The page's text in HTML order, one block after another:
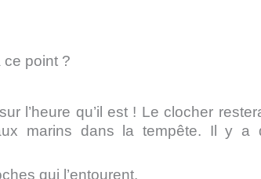
ce point ?
l’heure qu’il est ! Le clocher
marins dans la tempête. Il y a
qui l’entourent.